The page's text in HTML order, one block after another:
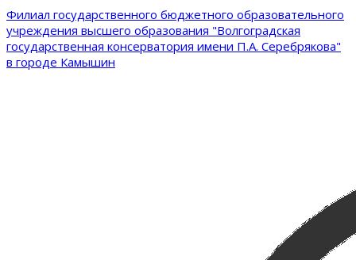
Филиал государственного бюджетного образовательного
учреждения высшего образования "Волгоградская
государственная консерватория имени П.А. Серебрякова"
в городе Камышин